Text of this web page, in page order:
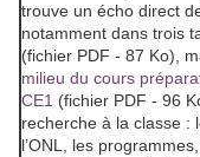
trouve un écho direct
notamment dans trois
(fichier PDF - 87 Ko),
milieu du cours
CE1 (fichier PDF - 96
recherche à la classe :
l’ONL, les programmes,